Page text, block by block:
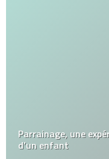
Parrainage, une
d’un enfant